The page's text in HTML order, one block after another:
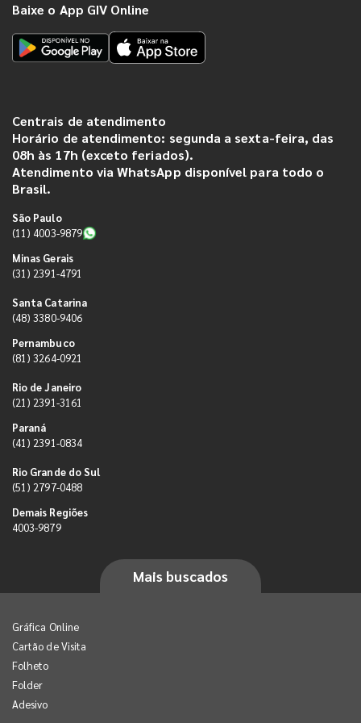
Baixe o App GIV Online
Centrais de atendimento
Horário de atendimento: segunda a sexta-feira, das
08h às 17h (exceto feriados).
Atendimento via WhatsApp disponível para todo o
Brasil.
São Paulo
(11) 4003-9879
Minas Gerais
(31) 2391-4791
Santa Catarina
(48) 3380-9406
Pernambuco
(81) 3264-0921
Rio de Janeiro
(21) 2391-3161
Paraná
(41) 2391-0834
Rio Grande do Sul
(51) 2797-0488
Demais Regiões
4003-9879
Mais buscados
Gráfica Online
Cartão de Visita
Folheto
Folder
Adesivo